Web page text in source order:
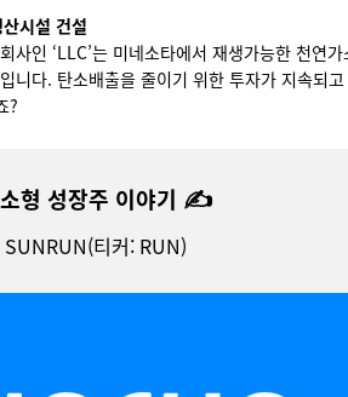
시설 건설
사인 ‘LLC’는 미네소타에서 재생가능한 천연가
니다. 탄소배출을 줄이기 위한 투자가 지속되고
?
형 성장주 이야기 ✍️
SUNRUN(티커: RUN)